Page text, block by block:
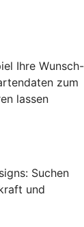
Ihre Wunsch-
zum
lassen
Suchen
und